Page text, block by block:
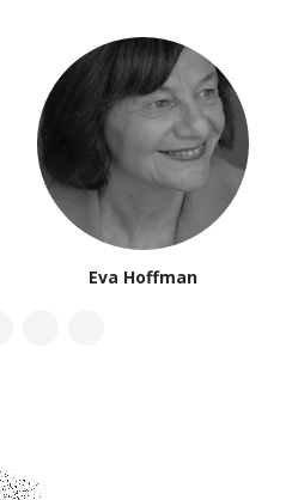
Eva Hoffman